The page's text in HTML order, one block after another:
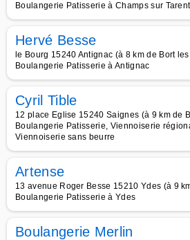
Boulangerie Patisserie à Champs sur
Hervé Besse
le Bourg 15240 Antignac (à 8 km de Bort
Boulangerie Patisserie à Antignac
Cyril Tible
12 place Eglise 15240 Saignes (à 9 km de
Boulangerie Patisserie, Viennoiserie
Viennoiserie sans beurre
Artense
13 avenue Roger Besse 15210 Ydes (à 9
Boulangerie Patisserie à Ydes
Boulangerie Merlin